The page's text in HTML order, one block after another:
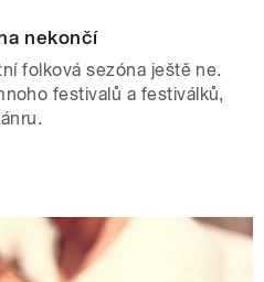
nekončí
folková sezóna ještě ne.
festivalů a festiválků,